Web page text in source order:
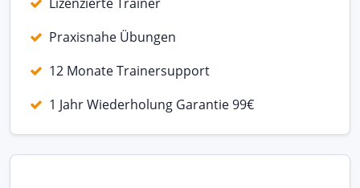
Praxisnahe Übungen
12 Monate Trainersupport
1 Jahr Wiederholung Garantie 99€